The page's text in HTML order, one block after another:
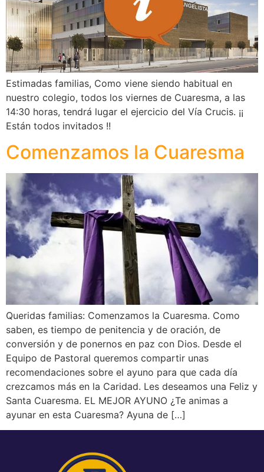
Estimadas familias, Como viene siendo habitual en
nuestro colegio, todos los viernes de Cuaresma, a las
14:30 horas, tendrá lugar el ejercicio del Vía Crucis. ¡¡
Están todos invitados !!
Comenzamos la Cuaresma
Queridas familias: Comenzamos la Cuaresma. Como
saben, es tiempo de penitencia y de oración, de
conversión y de ponernos en paz con Dios. Desde el
Equipo de Pastoral queremos compartir unas
recomendaciones sobre el ayuno para que cada día
crezcamos más en la Caridad. Les deseamos una Feliz y
Santa Cuaresma. EL MEJOR AYUNO ¿Te animas a
ayunar en esta Cuaresma? Ayuna de […]